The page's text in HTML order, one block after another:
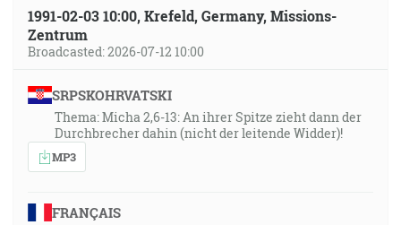
1991-02-03 10:00, Krefeld, Germany, Missions-
Zentrum
Broadcasted: 2026-07-12 10:00
SRPSKOHRVATSKI
Thema: Micha 2,6-13: An ihrer Spitze zieht dann der
Durchbrecher dahin (nicht der leitende Widder)!
MP3
FRANÇAIS